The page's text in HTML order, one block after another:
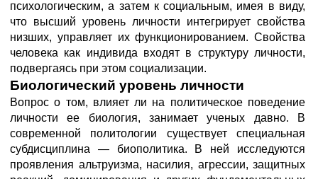
психологическим, а затем к социальным, имея в виду,
что высший уровень личности интегрирует свойства
низших, управляет их функционированием. Свойства
человека как индивида входят в структуру личности,
подвергаясь при этом социализации.
Биологический уровень личности
Вопрос о том, влияет ли на политическое поведение
личности ее биология, занимает ученых давно. В
современной политологии существует специальная
субдисциплина — биополитика. В ней исследуются
проявления альтруизма, насилия, агрессии, защитных